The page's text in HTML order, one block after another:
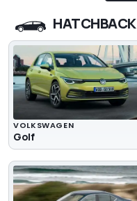
HATCHBACK
VOLKSWAGEN
Golf